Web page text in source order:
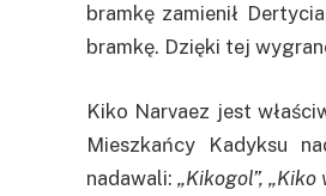
bramkę zamienił
bramkę. Dzięki tej
Kiko Narvaez jest
Mieszkańcy Kadyksu
nadawali: „Kikogol”, „Kiko